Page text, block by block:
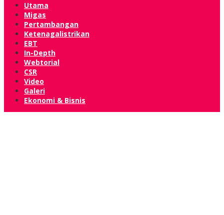
Utama
Migas
Pertambangan
Ketenagalistrikan
EBT
In-Depth
Webtorial
CSR
Video
Galeri
Ekonomi & Bisnis